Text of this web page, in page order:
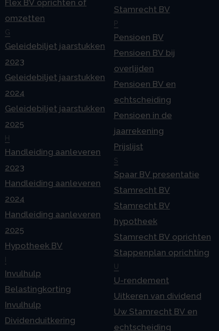
Flex BV oprichten of
omzetten
G
Geleidebiljet jaarstukken
2023
Geleidebiljet jaarstukken
2024
Geleidebiljet jaarstukken
2025
H
Handleiding aanleveren
2023
Handleiding aanleveren
2024
Handleiding aanleveren
2025
Hypotheek BV
Invulhulp
Belastingkorting
Invulhulp
Dividenduitkering
Stamrecht BV
P
Pensioen BV
Pensioen BV bij
overlijden
Pensioen BV en
echtscheiding
Pensioen in de
jaarrekening
Prijslijst
S
Spaar BV presentatie
Stamrecht BV
Stamrecht BV
hypotheek
Stamrecht BV oprichten
Stappenplan oprichting
U
U-rendement
Uitkeren van dividend
Uw Stamrecht BV en
echtscheiding